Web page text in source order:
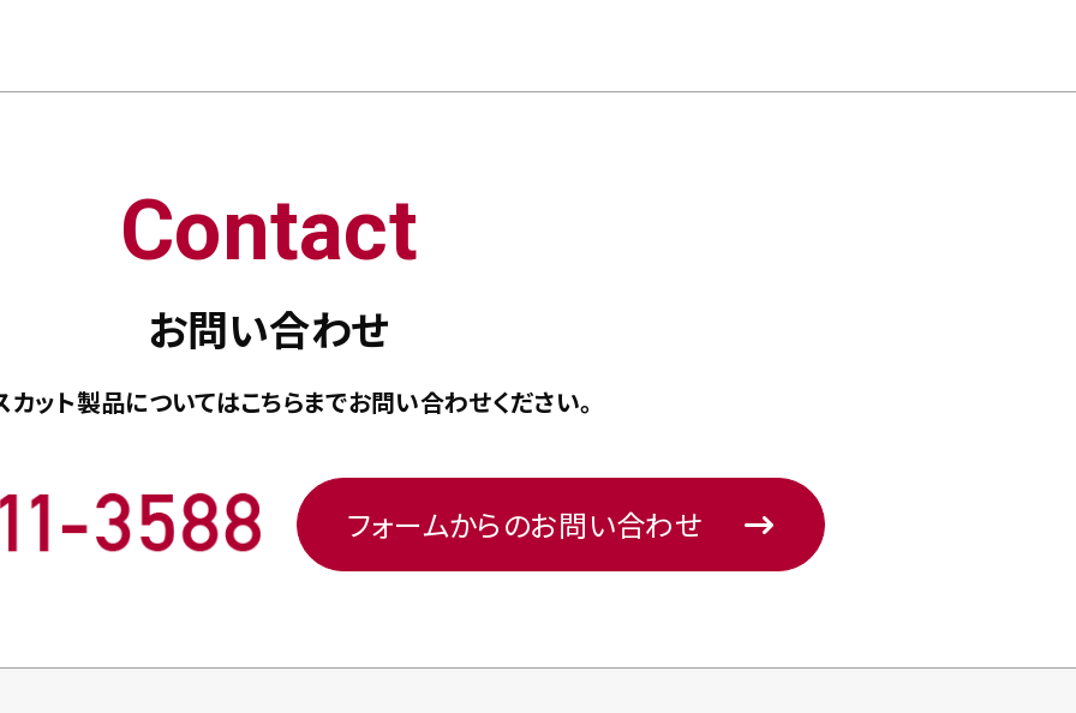
Contact
お問い合わせ
カット製品についてはこちらまでお問い合わせください。
フォームからのお問い合わせ